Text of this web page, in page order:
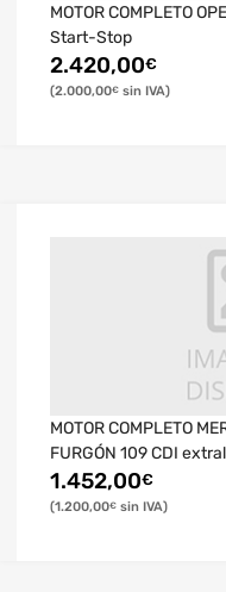
MOTOR COMPLETO
Start-Stop
2.420,00€
2.000,00€
MOTOR COMPLETO
FURGÓN 109 CDI
1.452,00€
1.200,00€